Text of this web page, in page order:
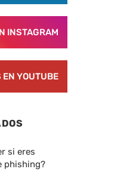
INSTAGRAM
EN YOUTUBE
si eres
phishing?